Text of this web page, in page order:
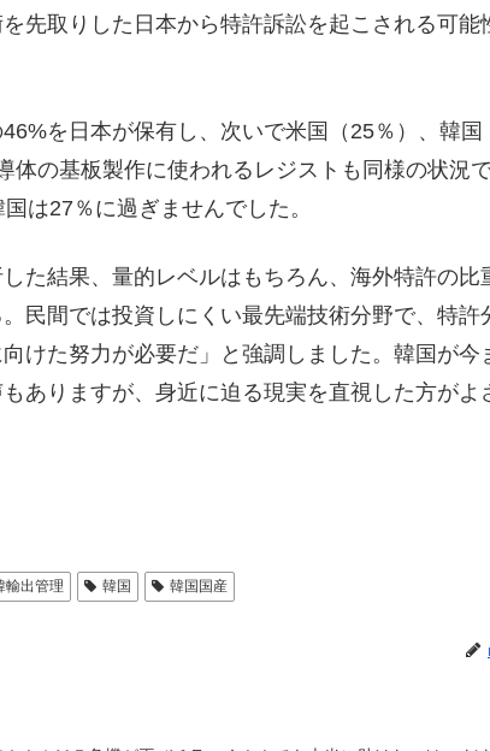
先取りした日本から特許訴訟を起こされる可能
を日本が保有し、次いで米国（25％）、韓国
体の基板製作に使われるレジストも同様の状況
は27％に過ぎませんでした。
た結果、量的レベルはもちろん、海外特許の比
民間では投資しにくい最先端技術分野で、特許
けた努力が必要だ」と強調しました。韓国が今
ありますが、身近に迫る現実を直視した方がよ
輸出管理 韓国 韓国国産